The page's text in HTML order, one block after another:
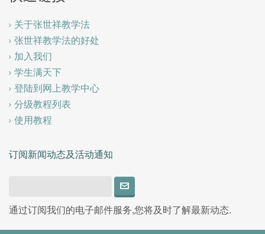
关于张世祥教学法
张世祥教学法的好处
加入我们
学生满天下
登陆到网上教学中心
分级教程列表
使用教程
订阅新闻动态及活动通知
通过订阅我们的电子邮件服务,您将及时了解最新动态.